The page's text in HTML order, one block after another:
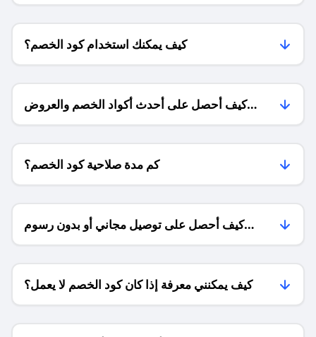
كيف يمكنك استخدام كود الخصم؟
كيف أحصل على أحدث أكواد الخصم والعروض
للمتاجر؟
كم مدة صلاحية كود الخصم؟
كيف أحصل على توصيل مجاني أو بدون رسوم
الشحن ؟
كيف يمكنني معرفة إذا كان كود الخصم لا يعمل؟